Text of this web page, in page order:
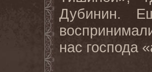
Дубинин.
нас господа